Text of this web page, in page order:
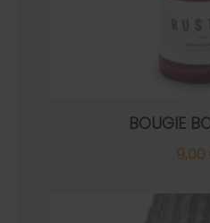
BOUGIE